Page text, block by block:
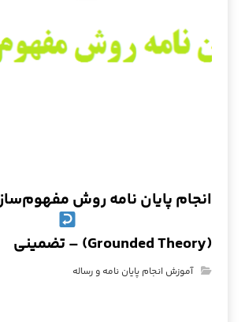
انجام پایان نامه روش
(Grounded Theory) – تضمینی
آموزش انجام پایان نامه و رساله